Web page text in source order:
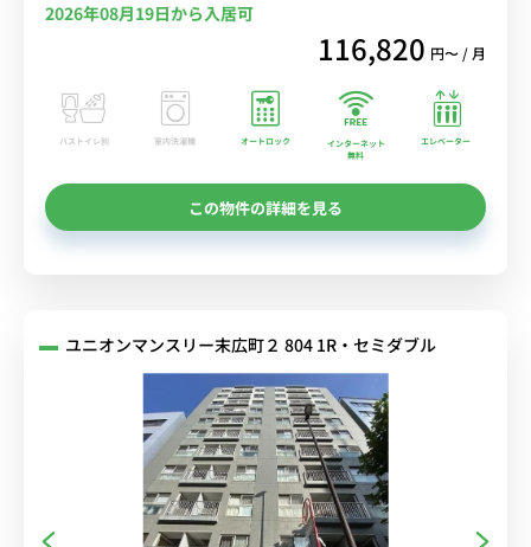
2026年08月19日から入居可
116,820 円〜 / 月
バストイレ別 室内洗濯機 オートロック
インターネット
無料
エレベーター
この物件の詳細を見る
ユニオンマンスリー末広町２ 804 1R・セミダブル